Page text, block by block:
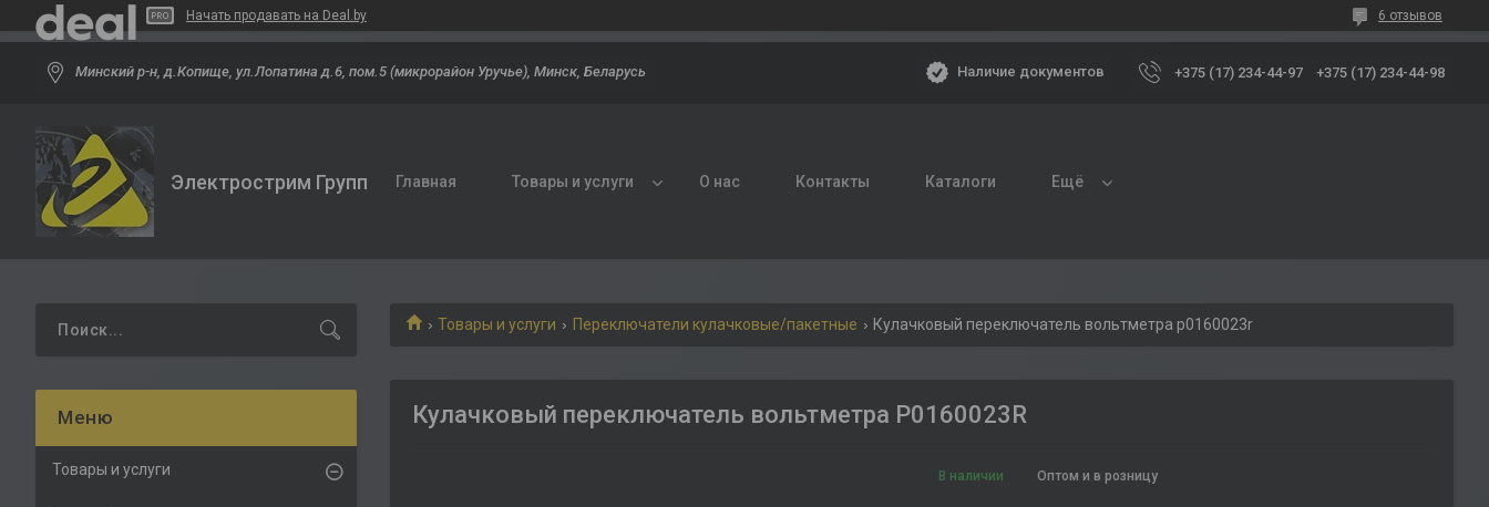
Начать продавать на Deal.by 6 отзывов
Минский р-н, д.Копище, ул.Лопатина д.6, пом.5 (микрорайон Уручье), Минск, Беларусь Наличие документов +375 (17) 234-44-97 +375 (17) 234-44-98
Электрострим Групп Главная Товары и услуги О нас Контакты Каталоги Ещё
Товары и услуги Переключатели кулачковые/пакетные Кулачковый переключатель вольтметра p0160023r
Кулачковый переключатель вольтметра P0160023R
В наличии Оптом и в розницу
Товары и услуги